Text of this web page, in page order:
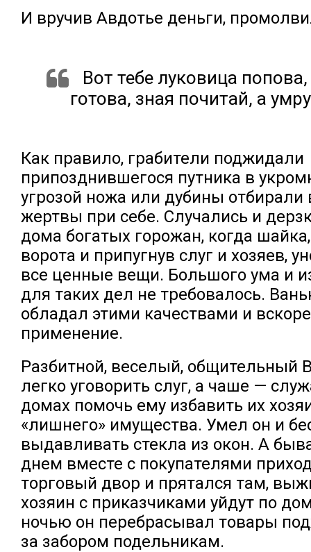
И вручив Авдотье деньги,
Вот тебе луковица
готова, зная почитай, а
Как правило, грабители поджидали
припозднившегося путника в
угрозой ножа или дубины отбирали
жертвы при себе. Случались и
дома богатых горожан, когда
ворота и припугнув слуг и хозяев,
все ценные вещи. Большого ума и
для таких дел не требовалось.
обладал этими качествами и
применение.
Разбитной, веселый, общительный
легко уговорить слуг, а чаше —
домах помочь ему избавить их
«лишнего» имущества. Умел он и
выдавливать стекла из окон. А
днем вместе с покупателями
торговый двор и прятался там,
хозяин с приказчиками уйдут по
ночью он перебрасывал товары
за забором подельникам.